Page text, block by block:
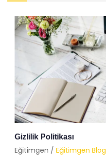
Gizlilik Politikası
Eğitimgen / Eğitimgen Blog